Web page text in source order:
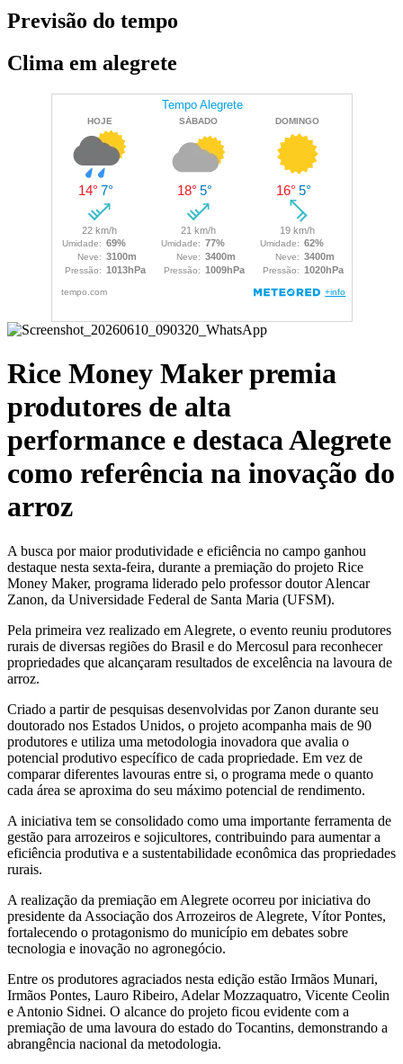
Previsão do tempo
Clima em alegrete
Rice Money Maker premia
produtores de alta
performance e destaca Alegrete
como referência na inovação do
arroz
A busca por maior produtividade e eficiência no campo ganhou
destaque nesta sexta-feira, durante a premiação do projeto Rice
Money Maker, programa liderado pelo professor doutor Alencar
Zanon, da Universidade Federal de Santa Maria (UFSM).
Pela primeira vez realizado em Alegrete, o evento reuniu produtores
rurais de diversas regiões do Brasil e do Mercosul para reconhecer
propriedades que alcançaram resultados de excelência na lavoura de
arroz.
Criado a partir de pesquisas desenvolvidas por Zanon durante seu
doutorado nos Estados Unidos, o projeto acompanha mais de 90
produtores e utiliza uma metodologia inovadora que avalia o
potencial produtivo específico de cada propriedade. Em vez de
comparar diferentes lavouras entre si, o programa mede o quanto
cada área se aproxima do seu máximo potencial de rendimento.
A iniciativa tem se consolidado como uma importante ferramenta de
gestão para arrozeiros e sojicultores, contribuindo para aumentar a
eficiência produtiva e a sustentabilidade econômica das propriedades
rurais.
A realização da premiação em Alegrete ocorreu por iniciativa do
presidente da Associação dos Arrozeiros de Alegrete, Vítor Pontes,
fortalecendo o protagonismo do município em debates sobre
tecnologia e inovação no agronegócio.
Entre os produtores agraciados nesta edição estão Irmãos Munari,
Irmãos Pontes, Lauro Ribeiro, Adelar Mozzaquatro, Vicente Ceolin
e Antonio Sidnei. O alcance do projeto ficou evidente com a
premiação de uma lavoura do estado do Tocantins, demonstrando a
abrangência nacional da metodologia.